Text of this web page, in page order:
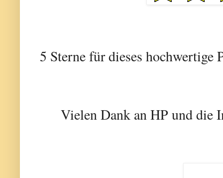
5 Sterne für dieses hochwertige
Vielen Dank an HP und die